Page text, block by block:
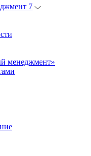
7
менеджмент»